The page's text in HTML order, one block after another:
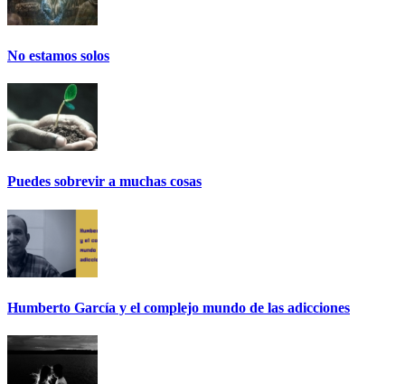
No estamos solos
Puedes sobrevir a muchas cosas
Humberto García y el complejo mundo de las adicciones